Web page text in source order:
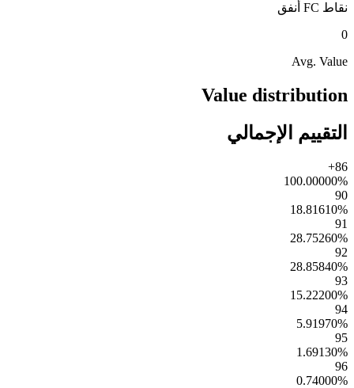
نقاط FC
أنفق
0
Avg. Value
Value distribution
التقييم الإجمالي
86+
100.00000%
90
18.81610%
91
28.75260%
92
28.85840%
93
15.22200%
94
5.91970%
95
1.69130%
96
0.74000%